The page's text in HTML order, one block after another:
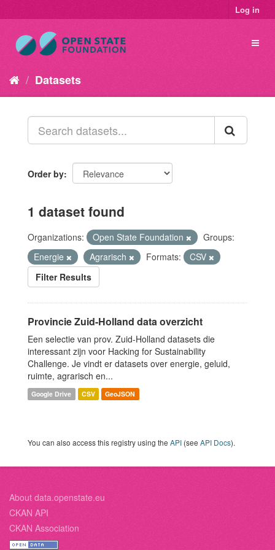
Log in
Datasets
Order by
1 dataset found
Organizations: Open State Foundation
Groups:
Energie
Agrarisch Formats:
CSV
Filter Results
Provincie Zuid-Holland data overzicht
Een selectie van prov. Zuid-Holland datasets die
interessant zijn voor Hacking for Sustainability
Challenge. Je vindt er datasets over energie, geluid,
ruimte, agrarisch en...
Google Drive CSV GeoJSON
You can also access this registry using the API (see API Docs).
About data.openstate.eu
CKAN API
CKAN Association